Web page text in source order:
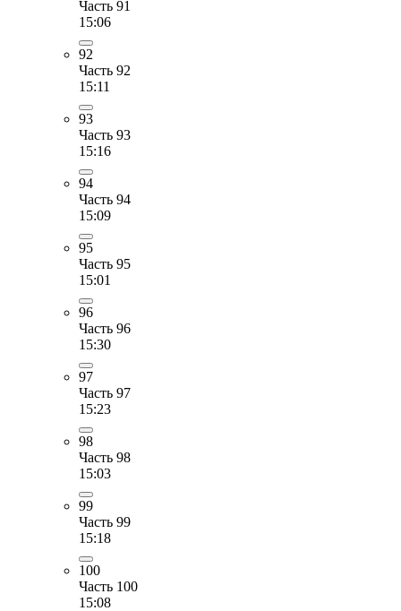
Часть 91
15:06
92
Часть 92
15:11
93
Часть 93
15:16
94
Часть 94
15:09
95
Часть 95
15:01
96
Часть 96
15:30
97
Часть 97
15:23
98
Часть 98
15:03
99
Часть 99
15:18
100
Часть 100
15:08